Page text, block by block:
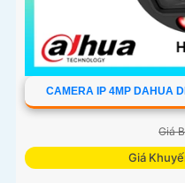
CAMERA IP 4MP DAHUA
Giá
Giá